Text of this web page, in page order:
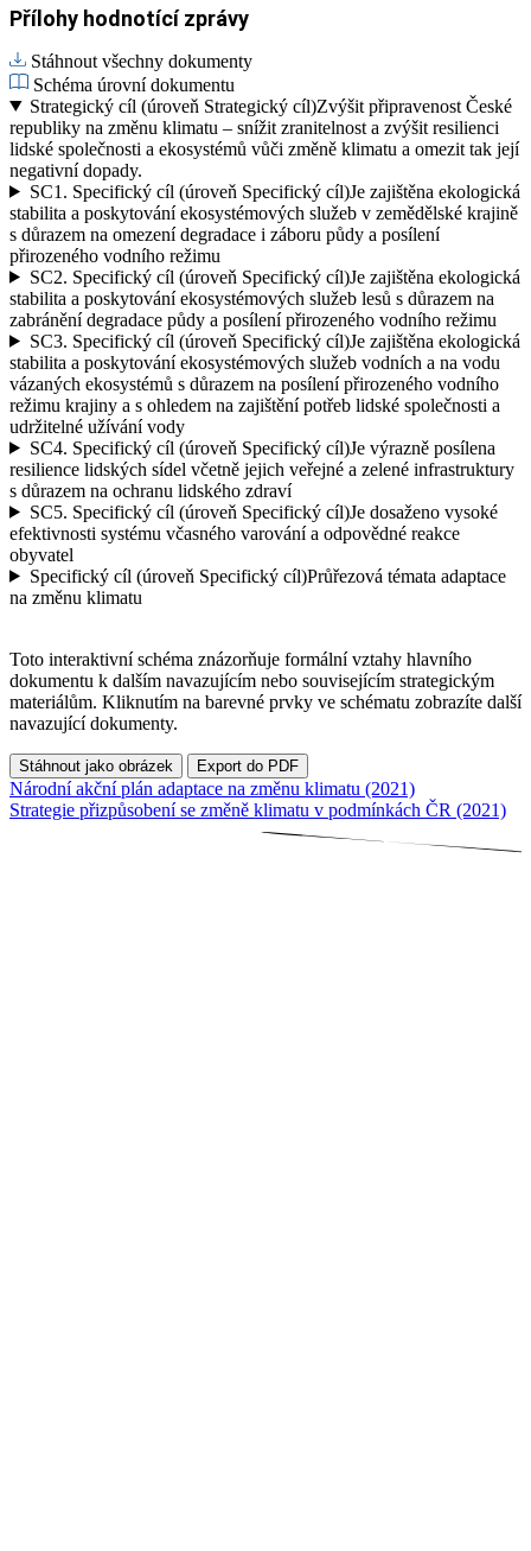
Přílohy hodnotící zprávy
Stáhnout všechny dokumenty
Schéma úrovní dokumentu
Strategický cíl (úroveň Strategický cíl)Zvýšit připravenost České
republiky na změnu klimatu – snížit zranitelnost a zvýšit resilienci
lidské společnosti a ekosystémů vůči změně klimatu a omezit tak její
negativní dopady.
SC1. Specifický cíl (úroveň Specifický cíl)Je zajištěna ekologická
stabilita a poskytování ekosystémových služeb v zemědělské krajině
s důrazem na omezení degradace i záboru půdy a posílení
přirozeného vodního režimu
SC2. Specifický cíl (úroveň Specifický cíl)Je zajištěna ekologická
stabilita a poskytování ekosystémových služeb lesů s důrazem na
zabránění degradace půdy a posílení přirozeného vodního režimu
SC3. Specifický cíl (úroveň Specifický cíl)Je zajištěna ekologická
stabilita a poskytování ekosystémových služeb vodních a na vodu
vázaných ekosystémů s důrazem na posílení přirozeného vodního
režimu krajiny a s ohledem na zajištění potřeb lidské společnosti a
udržitelné užívání vody
SC4. Specifický cíl (úroveň Specifický cíl)Je výrazně posílena
resilience lidských sídel včetně jejich veřejné a zelené infrastruktury
s důrazem na ochranu lidského zdraví
SC5. Specifický cíl (úroveň Specifický cíl)Je dosaženo vysoké
efektivnosti systému včasného varování a odpovědné reakce
obyvatel
Specifický cíl (úroveň Specifický cíl)Průřezová témata adaptace
na změnu klimatu
Toto interaktivní schéma znázorňuje formální vztahy hlavního
dokumentu k dalším navazujícím nebo souvisejícím strategickým
materiálům. Kliknutím na barevné prvky ve schématu zobrazíte další
navazující dokumenty.
Stáhnout jako obrázek Export do PDF
Národní akční plán adaptace na změnu klimatu (2021)
Strategie přizpůsobení se změně klimatu v podmínkách ČR (2021)